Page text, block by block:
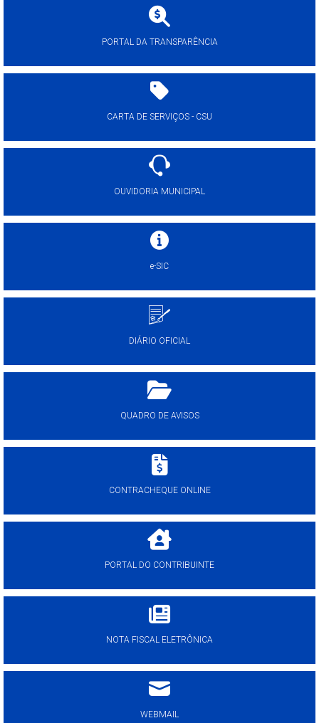
PORTAL DA TRANSPARÊNCIA
CARTA DE SERVIÇOS - CSU
OUVIDORIA MUNICIPAL
e-SIC
DIÁRIO OFICIAL
QUADRO DE AVISOS
CONTRACHEQUE ONLINE
PORTAL DO CONTRIBUINTE
NOTA FISCAL ELETRÔNICA
WEBMAIL